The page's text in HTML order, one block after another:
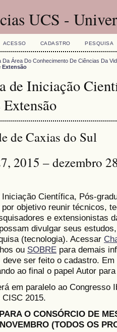
UCS -
ACESSO CADASTRO PESQUISA
Da Área Do Conhecimento De Ciências Da
Extensão
de Iniciação
Extensão
de Caxias do Sul
2015 – dezembro
Científica, Pós-
por objetivo reunir técnicos,
e extensionistas
divulgar seus
(tecnologia). Acessar
ou SOBRE para demais
deve ser feito o cadastro.
ao final o papel Autor
em paralelo ao Congresso
2015.
O CONSÓRCIO DE
(TODOS OS